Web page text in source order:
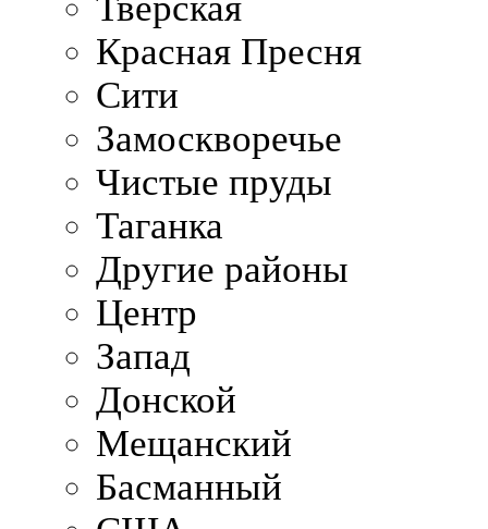
Красная Пресня
Сити
Замоскворечье
Чистые пруды
Таганка
Другие районы
Центр
Запад
Донской
Мещанский
Басманный